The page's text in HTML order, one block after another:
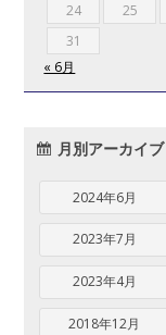
24
25
31
« 6月
月別アーカイブ
2024年6月
2023年7月
2023年4月
2018年12月